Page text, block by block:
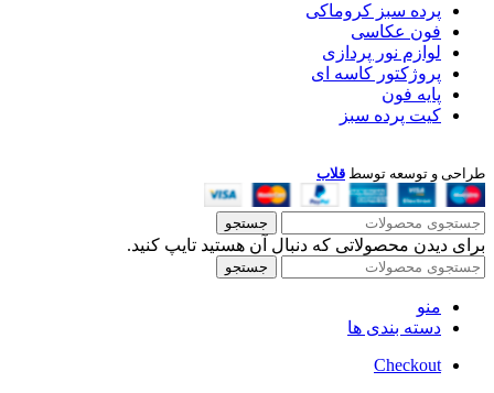
پرده سبز کروماکی
فون عکاسی
لوازم نور پردازی
پروژکتور کاسه ای
پایه فون
کیت پرده سبز
طراحی و توسعه توسط قلاب
جستجو
برای دیدن محصولاتی که دنبال آن هستید تایپ کنید.
جستجو
منو
دسته بندی ها
Checkout